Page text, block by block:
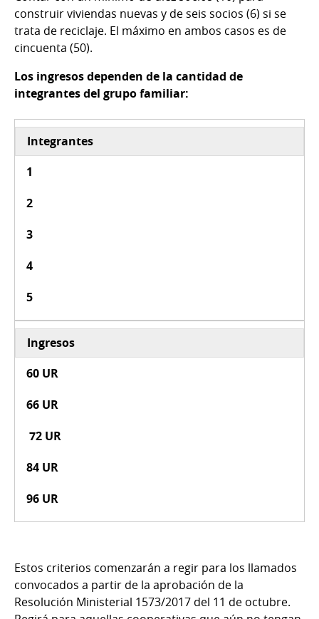
construir viviendas nuevas y de seis socios (6) si se
trata de reciclaje. El máximo en ambos casos es de
cincuenta (50).
Los ingresos dependen de la cantidad de
integrantes del grupo familiar:
Integrantes
1
2
3
4
5
Ingresos
60 UR
66 UR
72 UR
84 UR
96 UR
Estos criterios comenzarán a regir para los llamados
convocados a partir de la aprobación de la
Resolución Ministerial 1573/2017 del 11 de octubre.